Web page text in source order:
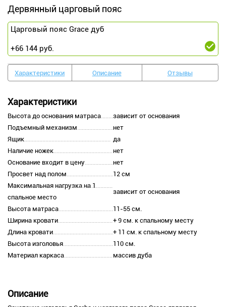
Дервянный царговый пояс
Царговый пояс Grace дуб
+66 144 руб.
Характеристики Описание Отзывы
Характеристики
Высота до основания матраса
зависит от основания
Подъемный механизм
нет
Ящик
да
Наличие ножек
нет
Основание входит в цену
нет
Просвет над полом
12 см
Максимальная нагрузка на 1
спальное место
зависит от основания
Высота матраса
11-55 см.
Ширина кровати
+ 9 см. к спальному месту
Длина кровати
+ 11 см. к спальному месту
Высота изголовья
110 см.
Материал каркаса
массив дуба
Описание